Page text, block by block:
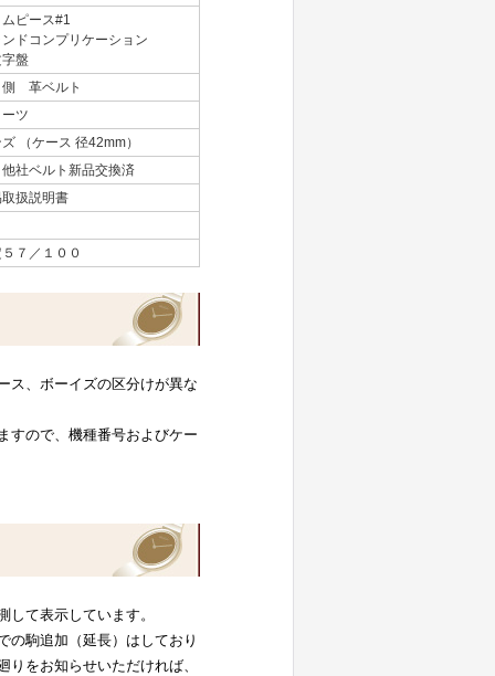
ピース#1
ドコンプリケーション
盤
側 革ベルト
ツ
（ケース 径42mm）
社ベルト新品交換済
扱説明書
７／１００
ス、ボーイズの区分けが異な
すので、機種番号およびケー
て表示しています。
の駒追加（延長）はしており
をお知らせいただければ、